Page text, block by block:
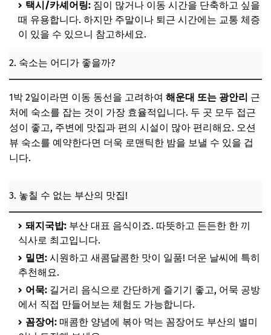
택시/카셰어링: 짐이 많거나 이동 시간을 단축하고 싶을
때 유용합니다. 하지만 주말이나 퇴근 시간에는 교통 체증
이 있을 수 있으니 참고하세요.
2. 숙소는 어디가 좋을까?
1박 2일이라면 이동 동선을 고려하여 해운대 또는 광안리 근
처에 숙소를 잡는 것이 가장 효율적입니다. 두 곳 모두 접근
성이 좋고, 주변에 맛집과 편의 시설이 많아 편리해요. 오션
뷰 숙소를 예약한다면 더욱 로맨틱한 밤을 보낼 수 있을 겁
니다.
3. 놓칠 수 없는 부산의 맛집!
돼지국밥: 부산 대표 음식이죠. 따뜻하고 든든한 한 끼
식사로 최고입니다.
밀면: 시원하고 새콤달콤한 맛이 일품! 더운 날씨에 특히
추천해요.
어묵: 길거리 음식으로 간단하게 즐기기 좋고, 어묵 공방
에서 직접 만들어보는 체험도 가능합니다.
꼼장어: 매콤한 양념에 볶아 먹는 꼼장어도 부산의 별미